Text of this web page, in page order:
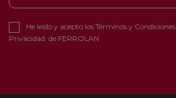
He leído y acepto los Términos y Condiciones
Privacidad de FERROLAN